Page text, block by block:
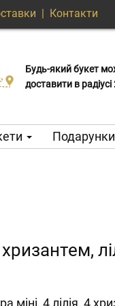
| Контакти
Будь-який букет
доставити в
Послуга Click & Collect
Подарунки
міні, 4 лілія, 4